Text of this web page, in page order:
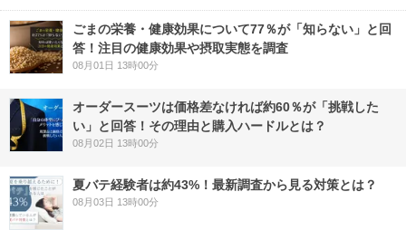
ごまの栄養・健康効果について77％が「知らない」と回
答！注目の健康効果や摂取実態を調査
08月01日 13時00分
オーダースーツは価格差なければ約60％が「挑戦した
い」と回答！その理由と購入ハードルとは？
08月02日 13時00分
夏バテ経験者は約43%！最新調査から見る対策とは？
08月03日 13時00分